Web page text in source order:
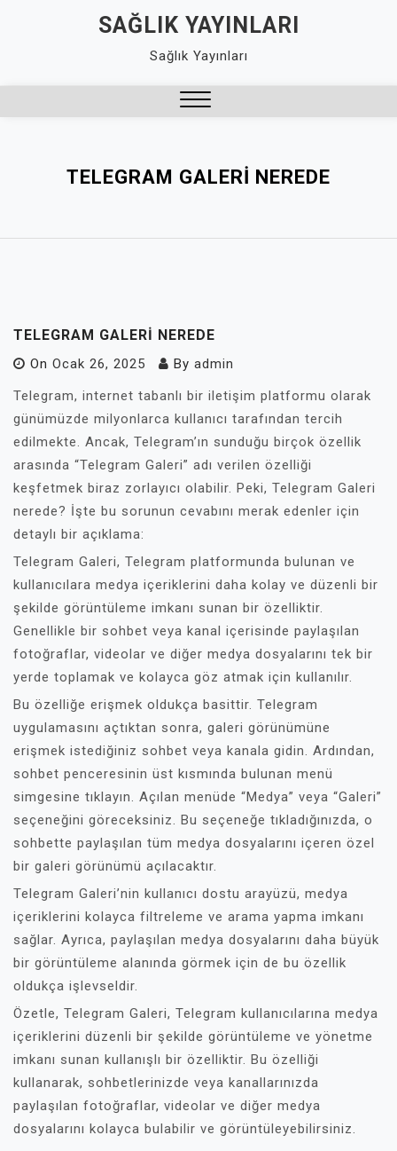
SAĞLIK YAYINLARI
Sağlık Yayınları
TELEGRAM GALERI NEREDE
TELEGRAM GALERI NEREDE
On Ocak 26, 2025 By admin
Telegram, internet tabanlı bir iletişim platformu olarak
günümüzde milyonlarca kullanıcı tarafından tercih
edilmekte. Ancak, Telegram’ın sunduğu birçok özellik
arasında “Telegram Galeri” adı verilen özelliği
keşfetmek biraz zorlayıcı olabilir. Peki, Telegram Galeri
nerede? İşte bu sorunun cevabını merak edenler için
detaylı bir açıklama:
Telegram Galeri, Telegram platformunda bulunan ve
kullanıcılara medya içeriklerini daha kolay ve düzenli bir
şekilde görüntüleme imkanı sunan bir özelliktir.
Genellikle bir sohbet veya kanal içerisinde paylaşılan
fotoğraflar, videolar ve diğer medya dosyalarını tek bir
yerde toplamak ve kolayca göz atmak için kullanılır.
Bu özelliğe erişmek oldukça basittir. Telegram
uygulamasını açtıktan sonra, galeri görünümüne
erişmek istediğiniz sohbet veya kanala gidin. Ardından,
sohbet penceresinin üst kısmında bulunan menü
simgesine tıklayın. Açılan menüde “Medya” veya “Galeri”
seçeneğini göreceksiniz. Bu seçeneğe tıkladığınızda, o
sohbette paylaşılan tüm medya dosyalarını içeren özel
bir galeri görünümü açılacaktır.
Telegram Galeri’nin kullanıcı dostu arayüzü, medya
içeriklerini kolayca filtreleme ve arama yapma imkanı
sağlar. Ayrıca, paylaşılan medya dosyalarını daha büyük
bir görüntüleme alanında görmek için de bu özellik
oldukça işlevseldir.
Özetle, Telegram Galeri, Telegram kullanıcılarına medya
içeriklerini düzenli bir şekilde görüntüleme ve yönetme
imkanı sunan kullanışlı bir özelliktir. Bu özelliği
kullanarak, sohbetlerinizde veya kanallarınızda
paylaşılan fotoğraflar, videolar ve diğer medya
dosyalarını kolayca bulabilir ve görüntüleyebilirsiniz.